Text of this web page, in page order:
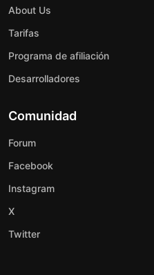
About Us
Tarifas
Programa de afiliación
Desarrolladores
Comunidad
Forum
Facebook
Instagram
X
Twitter